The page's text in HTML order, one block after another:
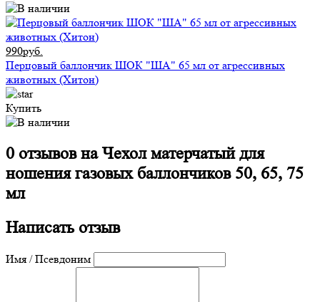
990руб.
Перцовый баллончик ШОК "ША" 65 мл от агрессивных
животных (Хитон)
Купить
0 отзывов наЧехол матерчатый для
ношения газовых баллончиков 50, 65, 75
мл
Написать отзыв
Имя / Псевдоним